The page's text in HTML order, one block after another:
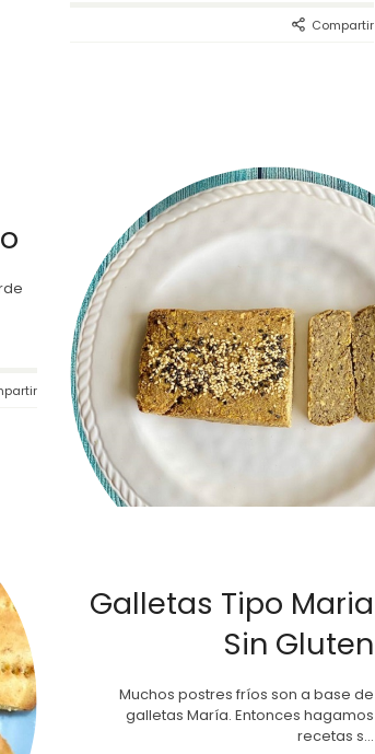
Compartir
Galletas Tipo Maria
Sin Gluten
Muchos postres fríos son a base de
galletas María. Entonces hagamos
recetas s...